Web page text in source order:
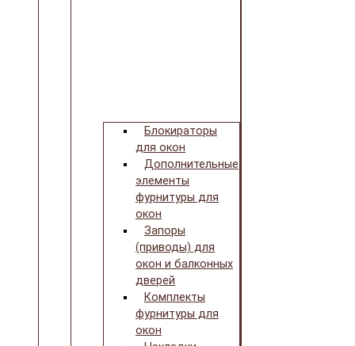
Блокираторы
для окон
Дополнительные
элементы
фурнитуры для
окон
Запоры
(приводы) для
окон и балконных
дверей
Комплекты
фурнитуры для
окон